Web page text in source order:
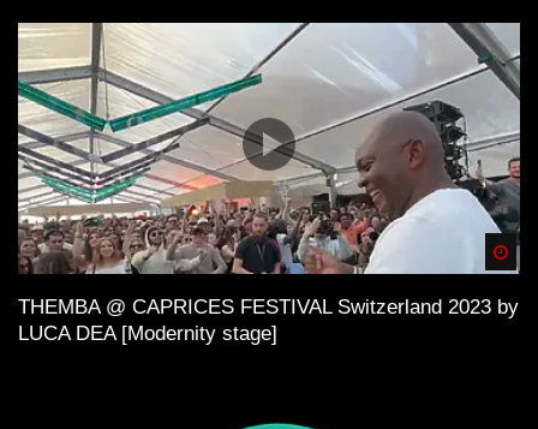
THEMBA @ CAPRICES FESTIVAL Switzerland 2023 by
LUCA DEA [Modernity stage]